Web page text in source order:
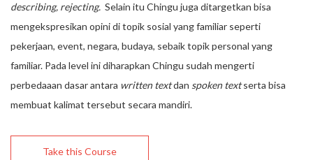
describing, rejecting. Selain itu Chingu juga ditargetkan bisa
mengekspresikan opini di topik sosial yang familiar seperti
pekerjaan, event, negara, budaya, sebaik topik personal yang
familiar. Pada level ini diharapkan Chingu sudah mengerti
perbedaaan dasar antara written textdan spoken textserta bisa
membuat kalimat tersebut secara mandiri.
Take this Course